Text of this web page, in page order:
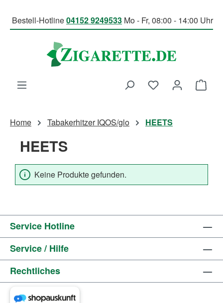
Bestell-Hotline04152 9249533 Mo - Fr, 08:00 - 14:00 Uhr
Du hast 0
Home Tabakerhitzer IQOS/glo HEETS
HEETS
Keine Produkte gefunden.
Service Hotline
Service / Hilfe
Rechtliches